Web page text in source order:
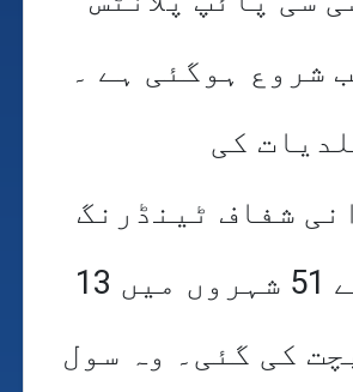
شروع ہوگئی ہے ۔
کی
شفاف ٹینڈرنگ
کے ذریعے 51 شہروں میں 13
کی گئی۔ وہ سول